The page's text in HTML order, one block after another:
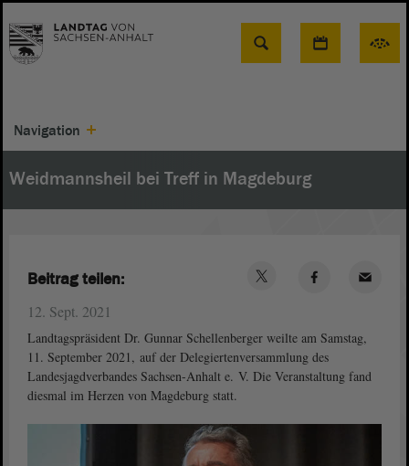
Suche
Navigation
Weidmannsheil bei Treff in Magdeburg
12. Sept. 2021
Landtagspräsident Dr. Gunnar Schellenberger weilte am Samstag,
11. September 2021, auf der Delegiertenversammlung des
Landesjagdverbandes Sachsen-Anhalt e. V. Die Veranstaltung fand
diesmal im Herzen von Magdeburg statt.
Beitrag teilen: